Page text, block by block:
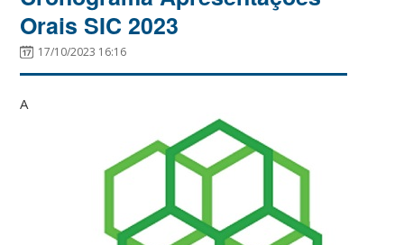
Orais SIC 2023
17/10/2023 16:16
A